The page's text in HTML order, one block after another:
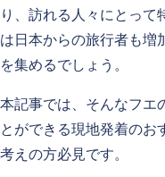
り、訪れる人々にとっ
は日本からの旅行者も増
を集めるでしょう。
本記事では、そんなフエ
とができる現地発着のお
考えの方必見です。